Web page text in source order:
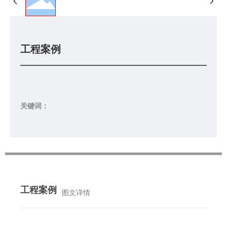
工程案例
关键词：
工程案例 图文详情